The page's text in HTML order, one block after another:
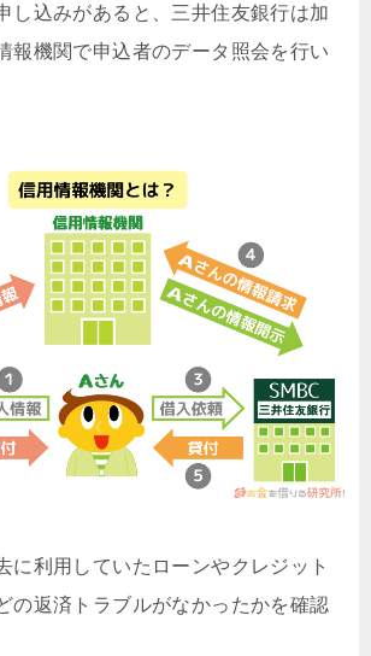
し込みがあると、三井住友銀行は加
報機関で申込者のデータ照会を行い
に利用していたローンやクレジット
の返済トラブルがなかったかを確認